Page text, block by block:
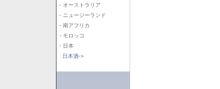
- オーストラリア
- ニュージーランド
- 南アフリカ
- モロッコ
- 日本
日本酒->